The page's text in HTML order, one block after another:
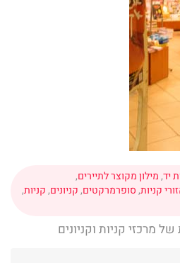
יד,מילון מקוצר לתיירים,
קניות,סופרמרקטים,קניונים,קניות,
מרכזי קניות וקניונים